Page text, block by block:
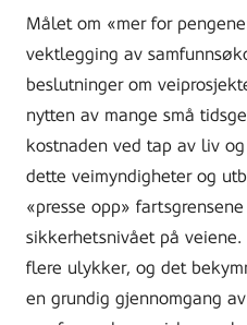
Målet om «mer for
vektlegging av
beslutninger om
nytten av mange små
kostnaden ved tap av liv
dette veimyndigheter og
«presse opp»
sikkerhetsnivået på
flere ulykker, og det
en grundig gjennomgang